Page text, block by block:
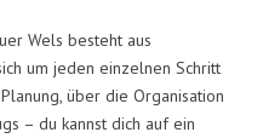
Wels besteht aus
um jeden einzelnen Schritt
über die Organisation
– du kannst dich auf ein